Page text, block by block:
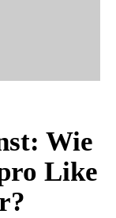
Wie
Like